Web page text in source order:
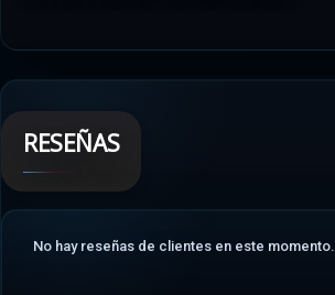
RESEÑAS
No hay reseñas de clientes en este momento.